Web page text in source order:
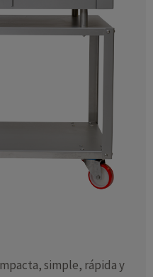
simple, rápida y